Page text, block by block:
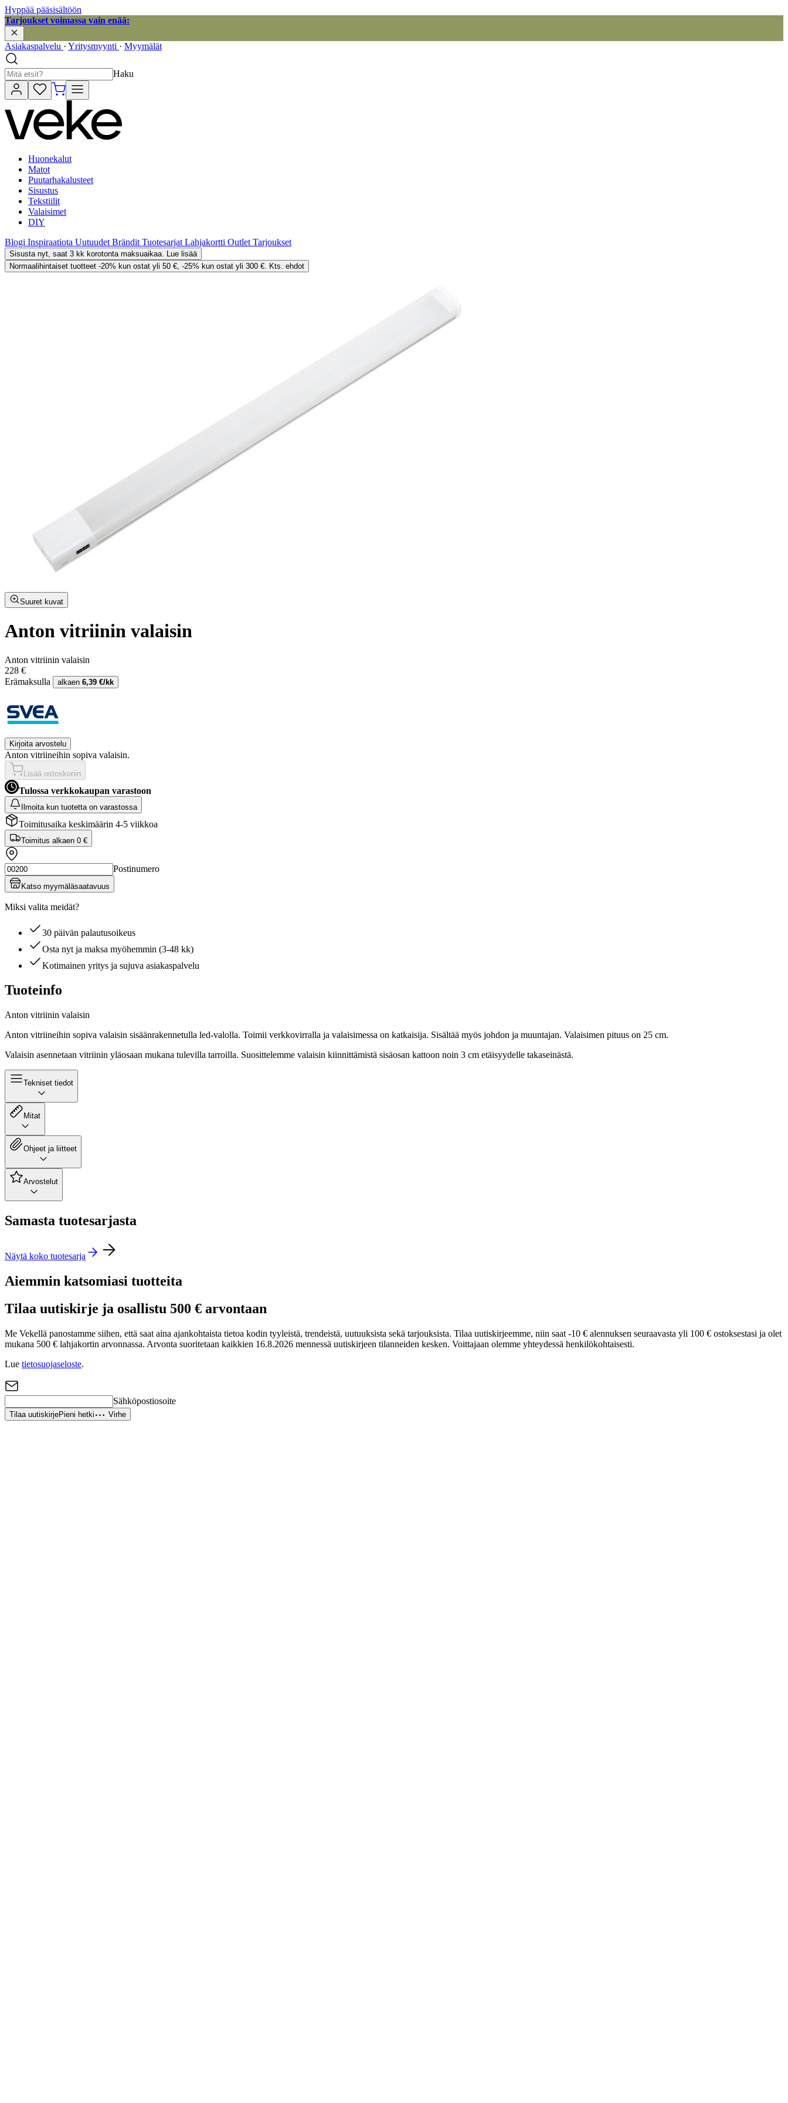
Hyppää pääsisältöön
Tarjoukset voimassa vain enää:
Asiakaspalvelu · Yritysmyynti · Myymälät
Haku
Huonekalut
Matot
Puutarhakalusteet
Sisustus
Tekstiilit
Valaisimet
DIY
Blogi Inspiraatiota Uutuudet Brändit Tuotesarjat Lahjakortti Outlet Tarjoukset
Sisusta nyt, saat 3 kk korotonta maksuaikaa. Lue lisää
Normaalihintaiset tuotteet -20% kun ostat yli 50 €, -25% kun ostat yli 300 €. Kts. ehdot
Suuret kuvat
Anton vitriinin valaisin
Anton vitriinin valaisin
228 €
Erämaksulla
alkaen 6,39 €/kk
Kirjoita arvostelu
Anton vitriineihin sopiva valaisin.
Lisää ostoskoriin
Tulossa verkkokaupan varastoon
Ilmoita kun tuotetta on varastossa
Toimitusaika keskimäärin 4-5 viikkoa
Toimitus alkaen 0 €
Postinumero
Katso myymäläsaatavuus
Miksi valita meidät?
30 päivän palautusoikeus
Osta nyt ja maksa myöhemmin (3-48 kk)
Kotimainen yritys ja sujuva asiakaspalvelu
Tuoteinfo
Anton vitriinin valaisin
Anton vitriineihin sopiva valaisin sisäänrakennetulla led-valolla. Toimii verkkovirralla ja valaisimessa on katkaisija. Sisältää myös johdon ja muuntajan. Valaisimen pituus on 25 cm.
Valaisin asennetaan vitriinin yläosaan mukana tulevilla tarroilla. Suosittelemme valaisin kiinnittämistä sisäosan kattoon noin 3 cm etäisyydelle takaseinästä.
Tekniset tiedot
Mitat
Ohjeet ja liitteet
Arvostelut
Samasta tuotesarjasta
Näytä koko tuotesarja
Aiemmin katsomiasi tuotteita
Tilaa uutiskirje ja osallistu 500 € arvontaan
Me Vekellä panostamme siihen, että saat aina ajankohtaista tietoa kodin tyyleistä, trendeistä, uutuuksista sekä tarjouksista. Tilaa uutiskirjeemme, niin saat -10 € alennuksen seuraavasta yli 100 € ostoksestasi ja olet
mukana 500 € lahjakortin arvonnassa. Arvonta suoritetaan kaikkien 16.8.2026 mennessä uutiskirjeen tilanneiden kesken. Voittajaan olemme yhteydessä henkilökohtaisesti.
Lue tietosuojaseloste.
Sähköpostiosoite
Tilaa uutiskirjePieni hetki Virhe